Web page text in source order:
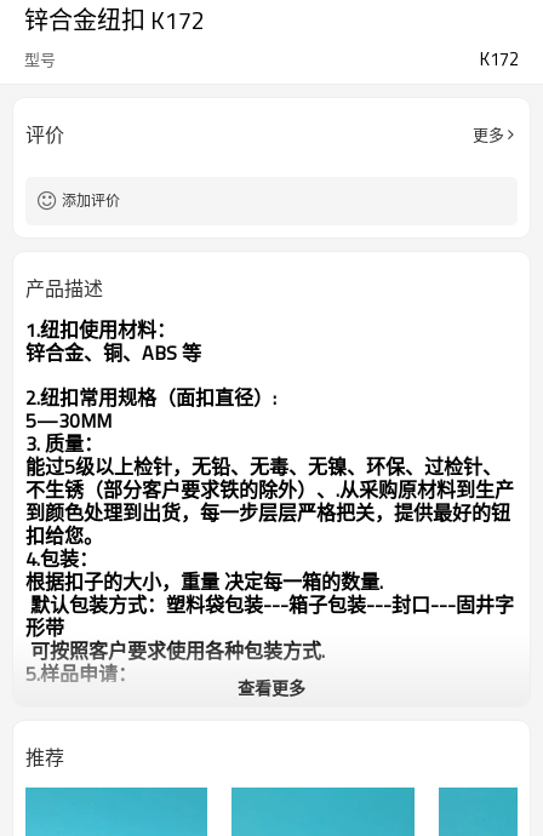
锌合金纽扣 K172
型号 K172
评价 更多
添加评价
产品描述
1.纽扣使用材料：
锌合金、铜、ABS 等
2.纽扣常用规格（面扣直径）:
5—30MM
3. 质量：
能过5级以上检针，无铅、无毒、无镍、环保、过检针、
不生锈（部分客户要求铁的除外）、.从采购原材料到生产
到颜色处理到出货，每一步层层严格把关，提供最好的钮
扣给您。
4.包装：
根据扣子的大小，重量 决定每一箱的数量.
默认包装方式：塑料袋包装---箱子包装---封口---固井字
形带
可按照客户要求使用各种包装方式.
5.样品申请：
样品可免费提供,运费,需要收方承担.
谈打样费.打样费下大货都可以退回
6.交易（付款）方式：
国内客户: 支持银行转账,支票,现付,快递代收,（现金,月
查看更多
推荐